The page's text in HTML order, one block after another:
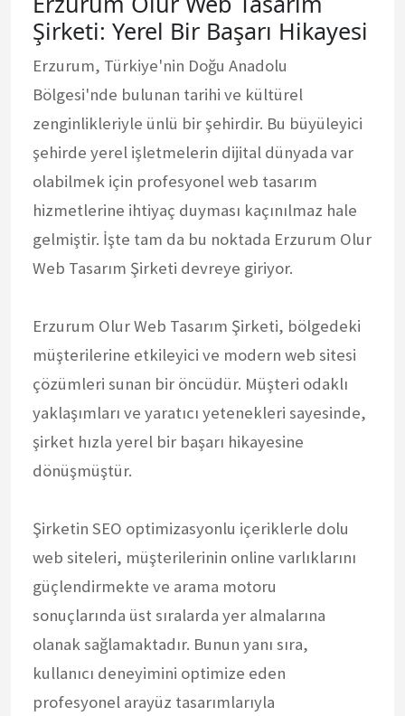
Şirketi: Yerel Bir Başarı Hikayesi
Erzurum, Türkiye'nin Doğu Anadolu
Bölgesi'nde bulunan tarihi ve kültürel
zenginlikleriyle ünlü bir şehirdir. Bu büyüleyici
şehirde yerel işletmelerin dijital dünyada var
olabilmek için profesyonel web tasarım
hizmetlerine ihtiyaç duyması kaçınılmaz hale
gelmiştir. İşte tam da bu noktada Erzurum Olur
Web Tasarım Şirketi devreye giriyor.
Erzurum Olur Web Tasarım Şirketi, bölgedeki
müşterilerine etkileyici ve modern web sitesi
çözümleri sunan bir öncüdür. Müşteri odaklı
yaklaşımları ve yaratıcı yetenekleri sayesinde,
şirket hızla yerel bir başarı hikayesine
dönüşmüştür.
Şirketin SEO optimizasyonlu içeriklerle dolu
web siteleri, müşterilerinin online varlıklarını
güçlendirmekte ve arama motoru
sonuçlarında üst sıralarda yer almalarına
olanak sağlamaktadır. Bunun yanı sıra,
kullanıcı deneyimini optimize eden
profesyonel arayüz tasarımlarıyla